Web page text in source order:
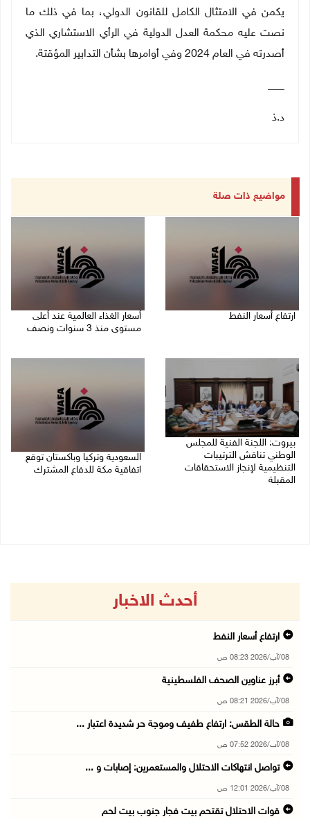
يكمن في الامتثال الكامل للقانون الدولي، بما في ذلك ما
نصت عليه محكمة العدل الدولية في الرأي الاستشاري الذي
أصدرته في العام 2024 وفي أوامرها بشأن التدابير المؤقتة
.
د.ذ
مواضيع ذات صلة
ارتفاع أسعار النفط
أسعار الغذاء العالمية عند أعلى
مستوى منذ 3 سنوات ونصف
بيروت: اللجنة الفنية للمجلس
الوطني تناقش الترتيبات
التنظيمية لإنجاز الاستحقاقات
المقبلة
السعودية وتركيا وباكستان توقع
اتفاقية مكة للدفاع المشترك
أحدث الاخبار
ارتفاع أسعار النفط
08/آب/2026 08:23 ص
أبرز عناوين الصحف الفلسطينية
08/آب/2026 08:21 ص
حالة الطقس: ارتفاع طفيف وموجة حر شديدة اعتبار ...
08/آب/2026 07:52 ص
تواصل انتهاكات الاحتلال والمستعمرين: إصابات و ...
08/آب/2026 12:01 ص
قوات الاحتلال تقتحم بيت فجار جنوب بيت لحم